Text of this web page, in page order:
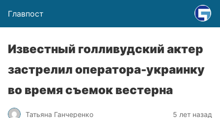
Главпост
Известный голливудский актер
застрелил оператора-украинку
во время съемок вестерна
Татьяна Ганчеренко 5 лет назад